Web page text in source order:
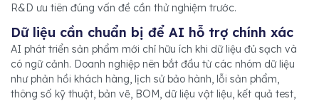
R&D ưu tiên đúng vấn đề cần thử nghiệm trước.
Dữ liệu cần chuẩn bị để AI hỗ trợ chính xác
AI phát triển sản phẩm mới chỉ hữu ích khi dữ liệu đủ sạch và
có ngữ cảnh. Doanh nghiệp nên bắt đầu từ các nhóm dữ liệu
như phản hồi khách hàng, lịch sử bảo hành, lỗi sản phẩm,
thông số kỹ thuật, bản vẽ, BOM, dữ liệu vật liệu, kết quả test,